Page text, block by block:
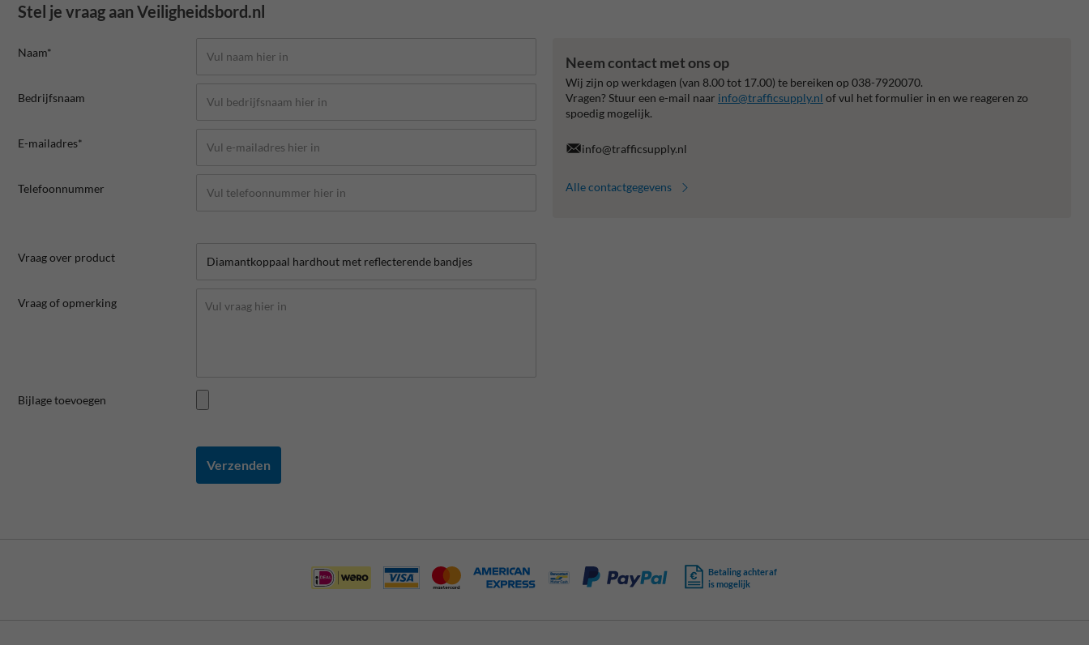
Stel je vraag aan Veiligheidsbord.nl
Naam*
Bedrijfsnaam
E-mailadres*
Telefoonnummer
Vraag over product
Vraag of opmerking
Bijlage toevoegen
Verzenden
Neem contact met ons op
Wij zijn op werkdagen (van 8.00 tot 17.00) te bereiken op 038-7920070.
Vragen? Stuur een e-mail naar info@trafficsupply.nl of vul het formulier in en we reageren zo
spoedig mogelijk.
info@trafficsupply.nl
Alle contactgegevens
Betaling achteraf
is mogelijk